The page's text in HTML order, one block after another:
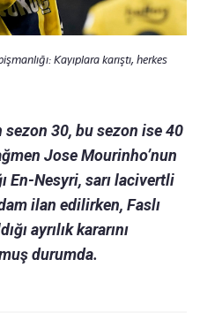
Kayıplara karıştı, herkes
30, bu sezon ise 40
Jose Mourinho’nun
En-Nesyri, sarı lacivertli
ilan edilirken, Faslı
ayrılık kararını
durumda.